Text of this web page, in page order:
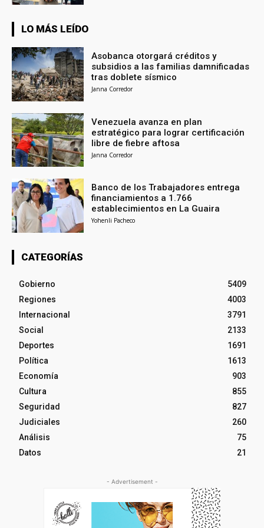
LO MÁS LEÍDO
Asobanca otorgará créditos y
subsidios a las familias damnificadas
tras doblete sísmico
Janna Corredor
Venezuela avanza en plan
estratégico para lograr certificación
libre de fiebre aftosa
Janna Corredor
Banco de los Trabajadores entrega
financiamientos a 1.766
establecimientos en La Guaira
Yohenli Pacheco
CATEGORÍAS
Gobierno
5409
Regiones
4003
Internacional
3791
Social
2133
Deportes
1691
Política
1613
Economía
903
Cultura
855
Seguridad
827
Judiciales
260
Análisis
75
Datos
21
- Advertisement -